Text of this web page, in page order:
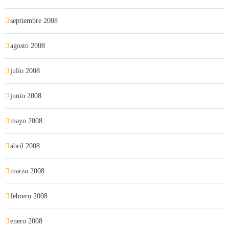
septiembre 2008
agosto 2008
julio 2008
junio 2008
mayo 2008
abril 2008
marzo 2008
febrero 2008
enero 2008